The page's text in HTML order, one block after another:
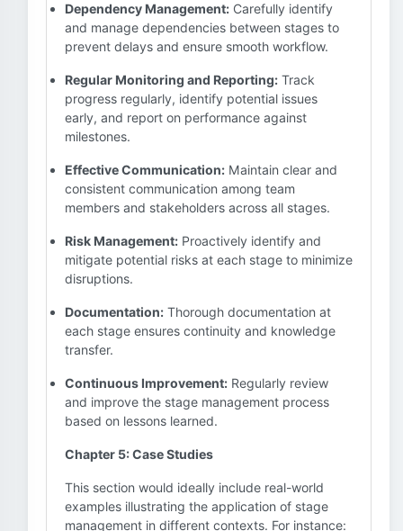
Dependency Management: Carefully identify
and manage dependencies between stages to
prevent delays and ensure smooth workflow.
Regular Monitoring and Reporting: Track
progress regularly, identify potential issues
early, and report on performance against
milestones.
Effective Communication: Maintain clear and
consistent communication among team
members and stakeholders across all stages.
Risk Management: Proactively identify and
mitigate potential risks at each stage to minimize
disruptions.
Documentation: Thorough documentation at
each stage ensures continuity and knowledge
transfer.
Continuous Improvement: Regularly review
and improve the stage management process
based on lessons learned.
Chapter 5: Case Studies
This section would ideally include real-world
examples illustrating the application of stage
management in different contexts. For instance: